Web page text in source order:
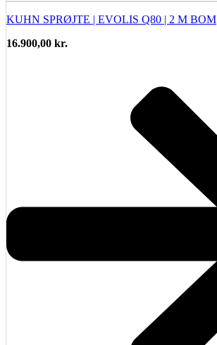
KUHN SPRØJTE | EVOLIS Q80 | 2 M BOM
16.900,00 kr.